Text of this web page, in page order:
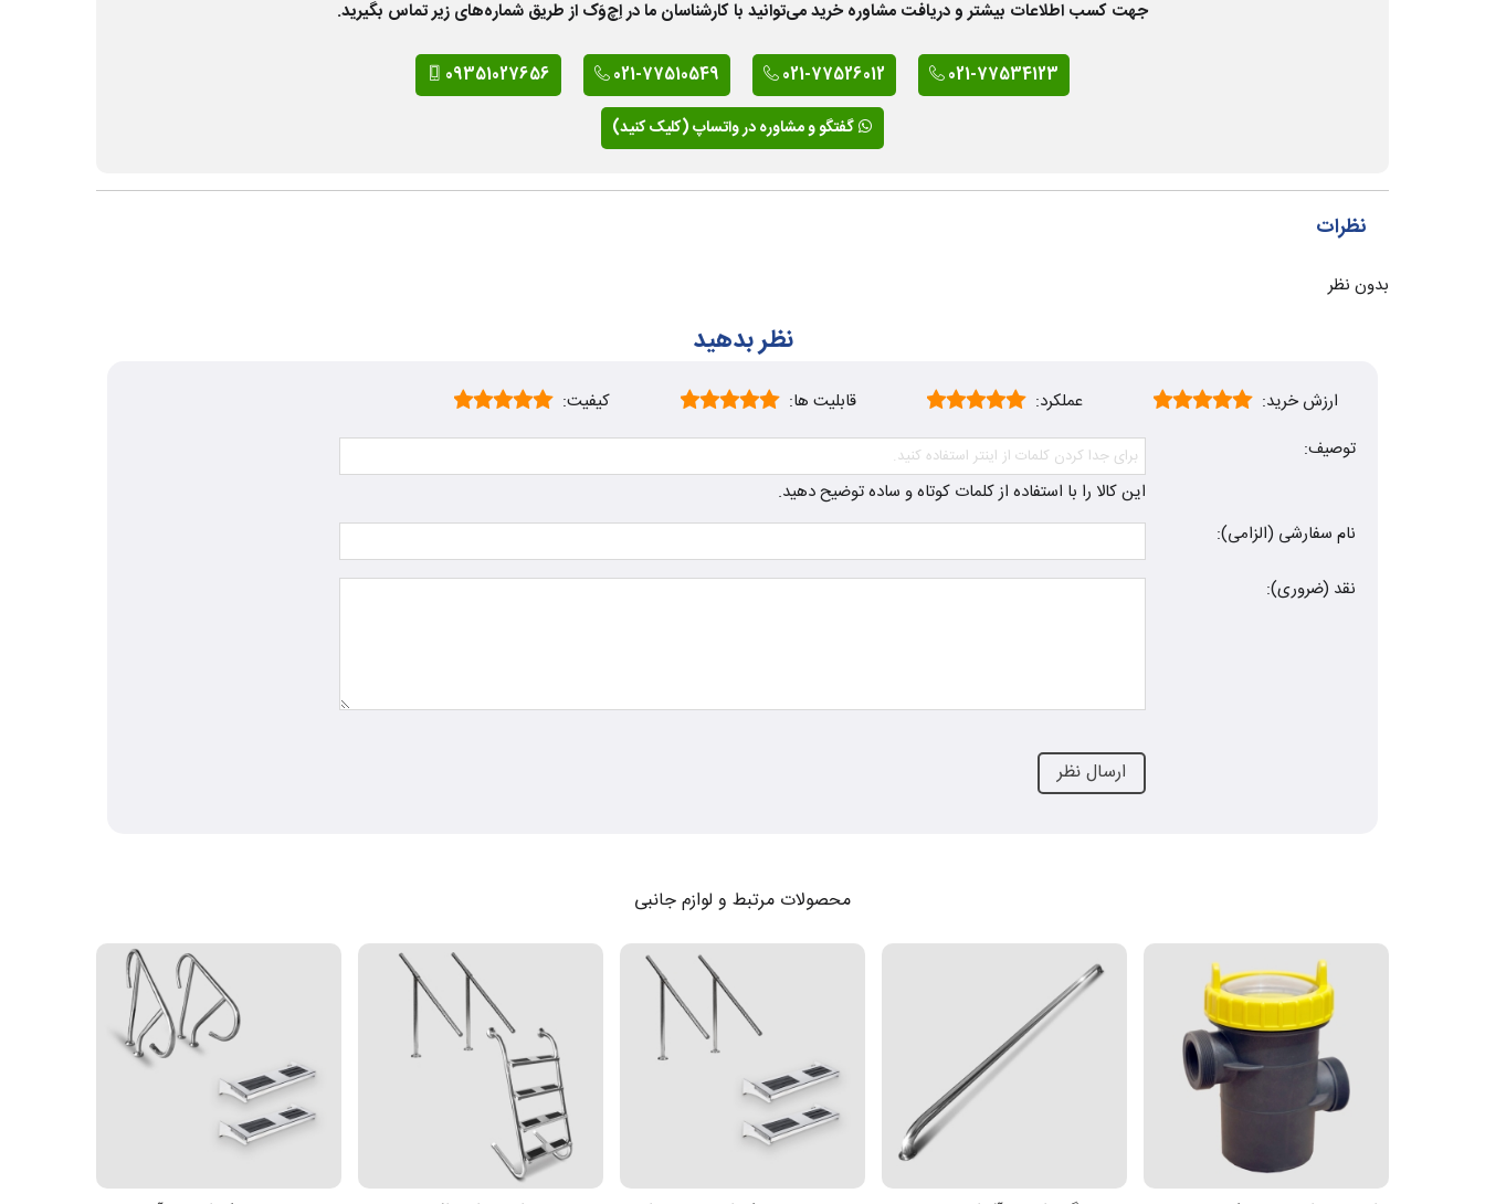
جهت کسب اطلاعات بیشتر و دریافت مشاوره خرید می‌توانید با کارشناسان ما در اِچ‌وَک از طریق شماره‌های زیر تماس بگیرید.
021-77534123
021-77526012
021-77510549
09351027656
گفتگو و مشاوره در واتساپ (کلیک کنید)
نظرات
بدون نظر
نظر بدهید
ارزش خرید: عملکرد: قابلیت ها:
کیفیت:
توصیف:
این کالا را با استفاده از کلمات کوتاه و ساده توضیح دهید.
نام سفارشی (الزامی):
نقد (ضروری):
محصولات مرتبط و لوازم جانبی